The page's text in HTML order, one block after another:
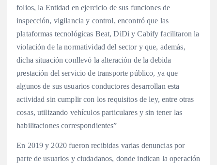
folios, la Entidad en ejercicio de sus funciones de
inspección, vigilancia y control, encontró que las
plataformas tecnológicas Beat, DiDi y Cabify facilitaron la
violación de la normatividad del sector y que, además,
dicha situación conllevó la alteración de la debida
prestación del servicio de transporte público, ya que
algunos de sus usuarios conductores desarrollan esta
actividad sin cumplir con los requisitos de ley, entre otras
cosas, utilizando vehículos particulares y sin tener las
habilitaciones correspondientes”
En 2019 y 2020 fueron recibidas varias denuncias por
parte de usuarios y ciudadanos, donde indican la operación